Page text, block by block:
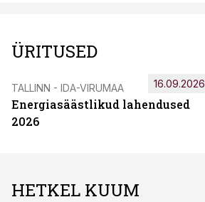
ÜRITUSED
TALLINN - IDA-VIRUMAA
Energiasäästlikud lahendused
2026
16.09.2026
HETKEL KUUM